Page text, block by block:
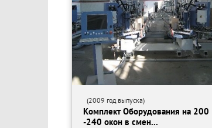
(2009 год выпуска)
Комплект Оборудования на 200
-240 окон в смен...